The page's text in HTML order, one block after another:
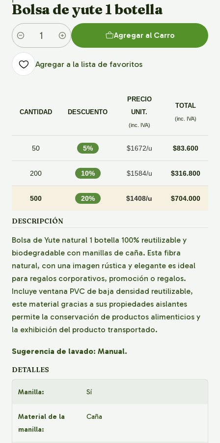
Bolsa de yute 1 botella
Cantidad
Agregar al Carro
Agregar a la lista de favoritos
CANTIDAD DESCUENTO
PRECIO
UNIT.
(inc. IVA)
TOTAL
(inc. IVA)
50 5% $1672/u $83.600
200 10% $1584/u $316.800
500 20% $1408/u $704.000
DESCRIPCIÓN
Bolsa de Yute natural 1 botella 100% reutilizable y
biodegradable con manillas de caña. Esta fibra
natural, con una imagen rústica y elegante es ideal
para regalos corporativos, promoción o regalos.
Incluye ventana PVC de baja densidad reutilizable,
este material gracias a sus propiedades aislantes
permite la conservación de productos alimenticios y
la exhibición del producto transportado.
Sugerencia de lavado: Manual.
DETALLES
Manilla: Sí
Material de la
manilla:
Caña